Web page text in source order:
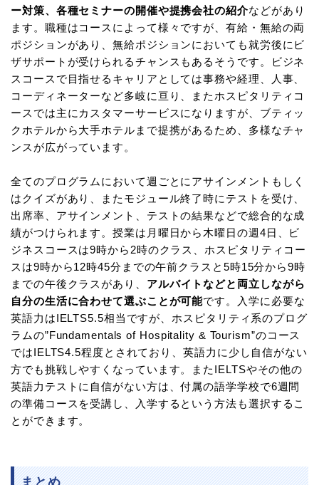
ー対策、各種セミナーの開催や提携会社の紹介などがあり
ます。職種はコースによって様々ですが、有給・無給の両
ポジションがあり、無給ポジションにおいても就労後にビ
ザサポートが受けられるチャンスもあるそうです。ビジネ
スコースで目指せるキャリアとしては事務や経理、人事、
コーディネーターなど多岐に亘り、またホスピタリティコ
ースでは主にカスタマーサービスになりますが、ブティッ
クホテルから大手ホテルまで提携があるため、多様なチャ
ンスが広がっています。
全てのプログラムにおいて週ごとにアサインメントもしく
はクイズがあり、またモジュール終了時にテストを受け、
出席率、アサインメント、テストの結果などで総合的な成
績がつけられます。授業は月曜日から木曜日の週4日、ビ
ジネスコースは9時から2時のクラス、ホスピタリティコー
スは9時から12時45分までの午前クラスと5時15分から9時
までの午後クラスがあり、 アルバイトなどと両立しながら
自分の生活に合わせて選ぶことが可能です。入学に必要な
英語力はIELTS5.5相当ですが、ホスピタリティ系のプログ
ラムの”Fundamentals of Hospitality & Tourism”のコース
ではIELTS4.5程度とされており、英語力に少し自信がない
方でも挑戦しやすくなっています。またIELTSやその他の
英語力テストに自信がない方は、付属の語学学校で6週間
の準備コースを受講し、入学するという方法も選択するこ
とができます。